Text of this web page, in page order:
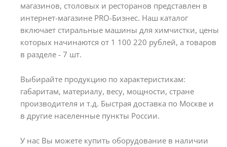
магазинов, столовых и ресторанов представлен в
интернет-магазине PRO-Бизнес. Наш каталог
включает стиральные машины для химчистки, цены
которых начинаются от 1 100 220 рублей, а товаров
в разделе - 7 шт.
Выбирайте продукцию по характеристикам:
габаритам, материалу, весу, мощности, стране
производителя и т.д. Быстрая доставка по Москве и
в другие населенные пункты России.
У нас Вы можете купить оборудование в наличии